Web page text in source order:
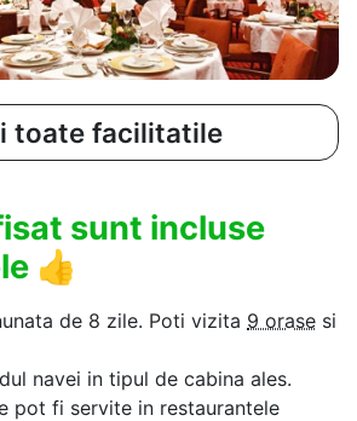
toate facilitatile
sunt incluse
👍
de 8 zile. Poti vizita 9 orase si
navei in tipul de cabina ales.
pot fi servite in restaurantele